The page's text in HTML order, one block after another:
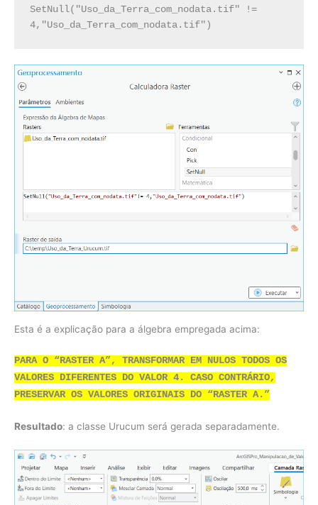
SetNull("Uso_da_Terra_com_nodata.tif" !=
4,"Uso_da_Terra_com_nodata.tif")
Esta é a explicação para a álgebra empregada acima:
PARA O “RASTER A”, TRANSFORMAR EM NULOS TODOS OS
VALORES DIFERENTES DO VALOR 4. CASO CONTRÁRIO,
PRESERVAR OS VALORES ORIGINAIS DO “RASTER A.”
Resultado: a classe Urucum será gerada separadamente.